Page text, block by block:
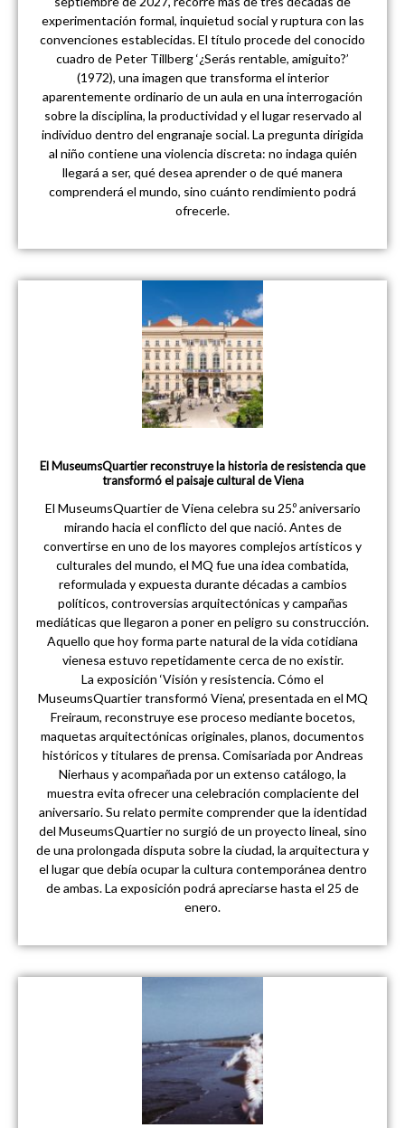
experimentación formal, inquietud social y ruptura con las
convenciones establecidas. El título procede del conocido
cuadro de Peter Tillberg ‘¿Serás rentable, amiguito?’
(1972), una imagen que transforma el interior
aparentemente ordinario de un aula en una interrogación
sobre la disciplina, la productividad y el lugar reservado al
individuo dentro del engranaje social. La pregunta dirigida
al niño contiene una violencia discreta: no indaga quién
llegará a ser, qué desea aprender o de qué manera
comprenderá el mundo, sino cuánto rendimiento podrá
ofrecerle.
El MuseumsQuartier reconstruye la historia de resistencia que
transformó el paisaje cultural de Viena
El MuseumsQuartier de Viena celebra su 25.º aniversario
mirando hacia el conflicto del que nació. Antes de
convertirse en uno de los mayores complejos artísticos y
culturales del mundo, el MQ fue una idea combatida,
reformulada y expuesta durante décadas a cambios
políticos, controversias arquitectónicas y campañas
mediáticas que llegaron a poner en peligro su construcción.
Aquello que hoy forma parte natural de la vida cotidiana
vienesa estuvo repetidamente cerca de no existir.
La exposición ‘Visión y resistencia. Cómo el
MuseumsQuartier transformó Viena’, presentada en el MQ
Freiraum, reconstruye ese proceso mediante bocetos,
maquetas arquitectónicas originales, planos, documentos
históricos y titulares de prensa. Comisariada por Andreas
Nierhaus y acompañada por un extenso catálogo, la
muestra evita ofrecer una celebración complaciente del
aniversario. Su relato permite comprender que la identidad
del MuseumsQuartier no surgió de un proyecto lineal, sino
de una prolongada disputa sobre la ciudad, la arquitectura y
el lugar que debía ocupar la cultura contemporánea dentro
de ambas. La exposición podrá apreciarse hasta el 25 de
enero.